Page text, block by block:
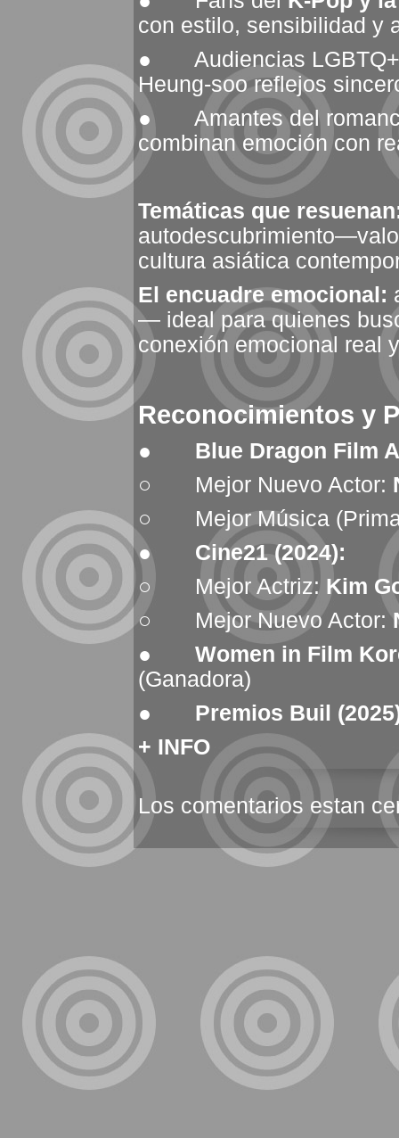
con estilo, sensibilidad y
● Audiencias LGBTQ+
Heung-soo reflejos
● Amantes del
combinan emoción con
Temáticas que
cultura asiática
El encuadre emocional:
— ideal para quienes
conexión emocional real
Reconocimientos y
● Blue Dragon Film
○ Mejor Nuevo Actor:
○ Mejor Música
● Cine21 (2024):
○ Mejor Actriz: Kim
○ Mejor Nuevo Actor:
● Women in Film
(Ganadora)
● Premios Buil
+ INFO
Los comentarios estan